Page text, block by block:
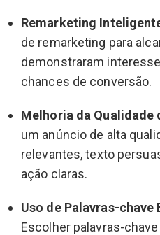
Remarketing
de remarketing para
demonstraram
chances de conversão.
Melhoria da Qualidade
um anúncio de alta
relevantes, texto
ação claras.
Uso de Palavras-chave
Escolher palavras-